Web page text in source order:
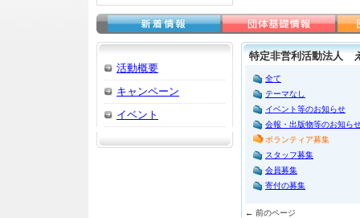
活動概要
キャンペーン
イベント
特定非営利活動法人
全て
テーマなし
イベント等のお知らせ
会報・出版物等のお知ら
ボランティア募集
スタッフ募集
会員募集
寄付の募集
← 前のページ